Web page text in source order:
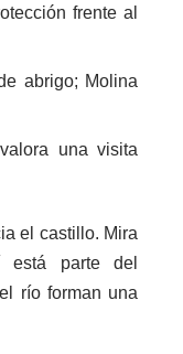
frente al
abrigo; Molina
una visita
el castillo. Mira
está parte del
río forman una